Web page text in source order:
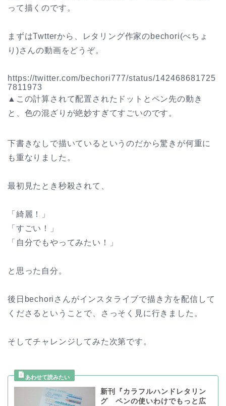
って描くのです。
まずはTwtterから、レタリング作家のbechori(べちょ
り)さんの動画をどうぞ。
https://twitter.com/bechori777/status/142468681725
7811973
▲この計算されて配置されたドットとペン先の動き
と、色の混ざりが絶妙すぎてすごいのです。
下書きなしで描いているというのだから驚きが何重に
も重なりました。
最初見たとき秒殺されて、
「綺麗！」
「すごい！」
「自分でもやってみたい！」
と思った自分。
後日bechoriさんがインスタライブで描き方を配信して
くださるということで、さっそく見に行きました。
そしてチャレンジしてみた次第です。
新刊『カラフルハンドレタリン
グ ペンの使いわけでもっと広